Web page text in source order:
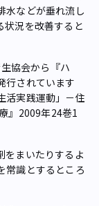
水などが垂れ流し
状況を改善すると
協会から『ハ
行されています
活実践運動」－住
』2009年24巻1
をまいたりするよ
常識とするところ